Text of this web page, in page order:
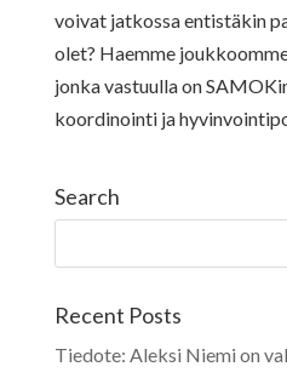
voivat jatkossa entistäkin
olet? Haemme
jonka vastuulla on
koordinointi ja
Search
Recent Posts
Tiedote: Aleksi Niemi on